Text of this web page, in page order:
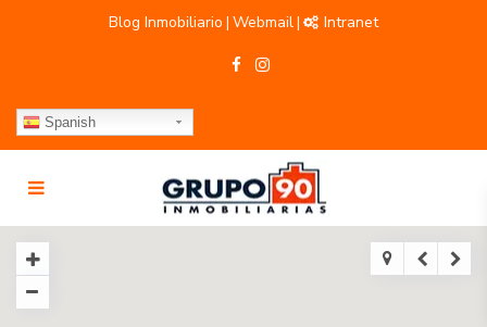
Blog Inmobiliario | Webmail| Intranet
Spanish